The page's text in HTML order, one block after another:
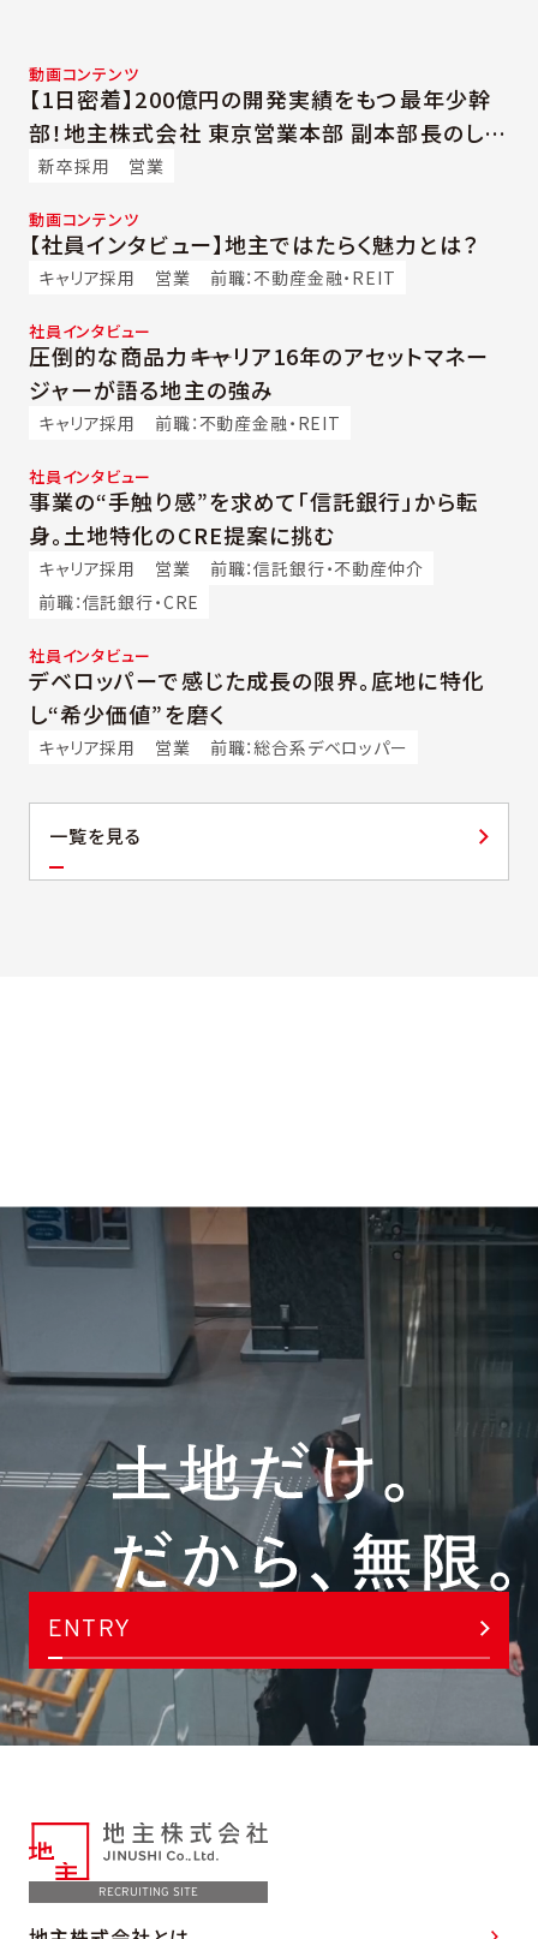
動画コンテンツ
【1日密着】200億円の開発実績をもつ最年少幹
部！地主株式会社 東京営業本部 副本部長のしご
と
新卒採用 営業
動画コンテンツ
【社員インタビュー】地主ではたらく魅力とは？
キャリア採用 営業 前職：不動産金融・REIT
社員インタビュー
圧倒的な商品力――キャリア16年のアセットマネー
ジャーが語る地主の強み
キャリア採用 前職：不動産金融・REIT
社員インタビュー
事業の“手触り感”を求めて「信託銀行」から転
身。土地特化のCRE提案に挑む
キャリア採用 営業
前職：信託銀行・不動産仲介
前職：信託銀行・CRE
社員インタビュー
デベロッパーで感じた成長の限界。底地に特化
し“希少価値”を磨く
キャリア採用 営業 前職：総合系デベロッパー
一覧を見る
ENTRY
RECRUITING SITE